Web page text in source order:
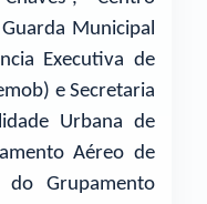
Municipal
Executiva de
e Secretaria
Urbana de
Aéreo de
do Grupamento